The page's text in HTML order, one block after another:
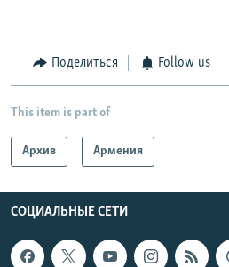
Поделиться Follow us
This item is part of
Архив Армения
СОЦИАЛЬНЫЕ СЕТИ